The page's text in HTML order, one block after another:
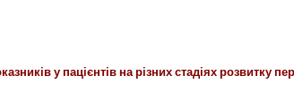
у пацієнтів на різних стадіях розвитку